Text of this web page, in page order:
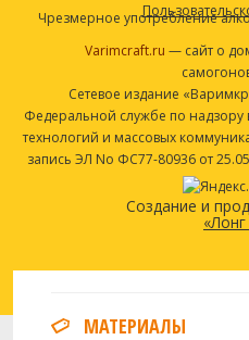
Чрезмерное употребление
Varimcraft.ru — сайт о
Сетевое издание
Федеральной службе по
технологий и массовых
запись ЭЛ No ФС77-80936 от
Создание и
МАТЕРИАЛЫ